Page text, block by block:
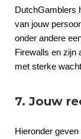
DutchGamblers
van jouw
onder andere
Firewalls en zijn
met sterke
7. Jouw
Hieronder